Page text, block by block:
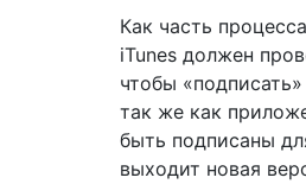
Как часть
iTunes должен
чтобы
так же как
быть подписаны
выходит новая